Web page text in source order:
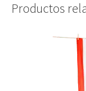
Productos